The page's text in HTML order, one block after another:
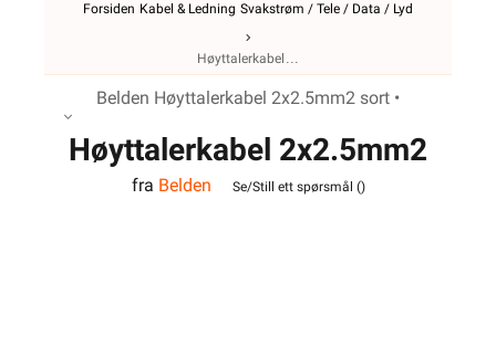
Forsiden Kabel & Ledning Svakstrøm / Tele / Data / Lyd
Høyttalerkabel
Belden Høyttalerkabel 2x2.5mm2 sort •
Høyttalerkabel 2x2.5mm2
Sort Belden
fra Belden Se/Still ett spørsmål ()